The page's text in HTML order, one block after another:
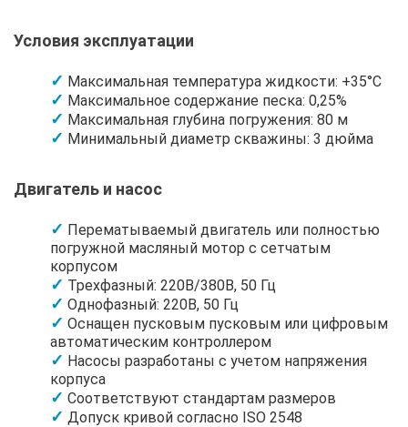
Условия эксплуатации
Максимальная температура жидкости: +35°C
Максимальное содержание песка: 0,25%
Максимальная глубина погружения: 80 м
Минимальный диаметр скважины: 3 дюйма
Двигатель и насос
Перематываемый двигатель или полностью
погружной масляный мотор с сетчатым
корпусом
Трехфазный: 220В/380В, 50 Гц
Однофазный: 220В, 50 Гц
Оснащен пусковым пусковым или цифровым
автоматическим контроллером
Насосы разработаны с учетом напряжения
корпуса
Соответствуют стандартам размеров
Допуск кривой согласно ISO 2548